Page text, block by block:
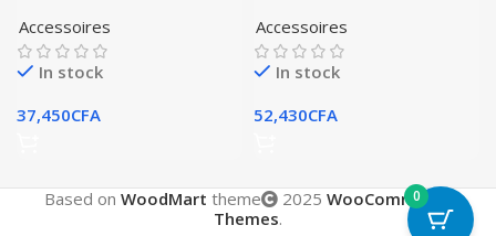
Accessoires
In stock
37,450CFA
Accessoires
In stock
52,430CFA
Based on WoodMart theme 2025 WooCommerce
Themes.
0